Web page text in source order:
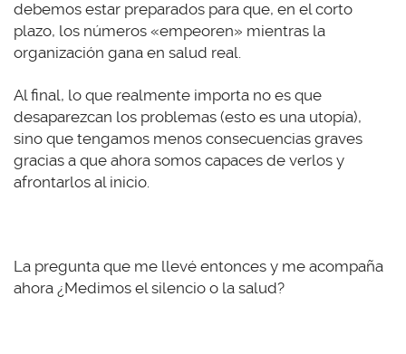
debemos estar preparados para que, en el corto
plazo, los números «empeoren» mientras la
organización gana en salud real.
Al final, lo que realmente importa no es que
desaparezcan los problemas (esto es una utopía),
sino que tengamos menos consecuencias graves
gracias a que ahora somos capaces de verlos y
afrontarlos al inicio.
La pregunta que me llevé entonces y me acompaña
ahora ¿Medimos el silencio o la salud?